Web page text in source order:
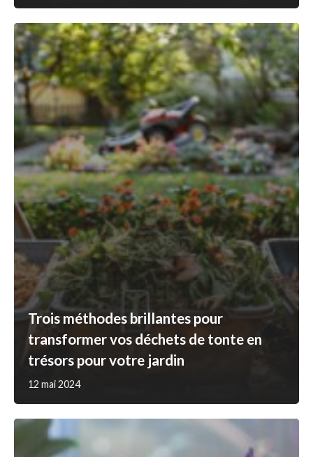
Trois méthodes brillantes pour
transformer vos déchets de tonte en
trésors pour votre jardin
12 mai 2024